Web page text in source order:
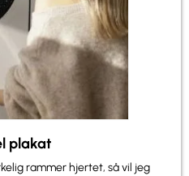
plakat
rammer hjertet, så vil jeg